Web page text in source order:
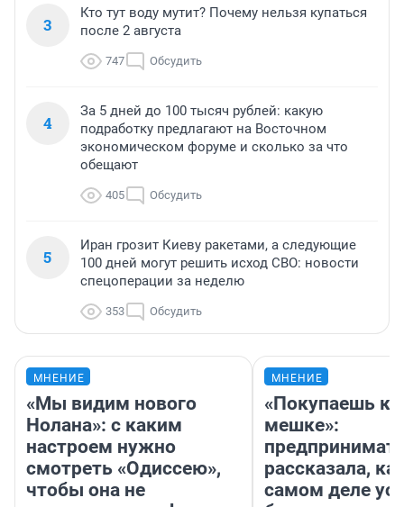
3
Кто тут воду мутит? Почему нельзя купаться
после 2 августа
747 Обсудить
4
За 5 дней до 100 тысяч рублей: какую
подработку предлагают на Восточном
экономическом форуме и сколько за что
обещают
405 Обсудить
5
Иран грозит Киеву ракетами, а следующие
100 дней могут решить исход СВО: новости
спецоперации за неделю
353 Обсудить
МНЕНИЕ
«Мы видим нового
Нолана»: с каким
настроем нужно
смотреть «Одиссею»,
чтобы она не
МНЕНИЕ
«Покупаешь
мешке»:
рассказала,
самом деле